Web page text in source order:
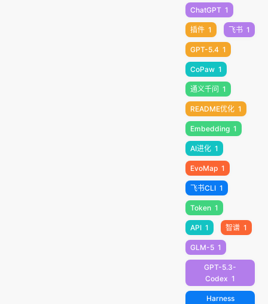
ChatGPT 1
插件 1 飞书 1
GPT-5.4 1
CoPaw 1
通义千问 1
README优化 1
Embedding 1
AI进化 1
EvoMap 1
飞书CLI 1
Token 1
API 1 智谱 1
GLM-5 1
GPT-5.3-
Codex 1
Harness